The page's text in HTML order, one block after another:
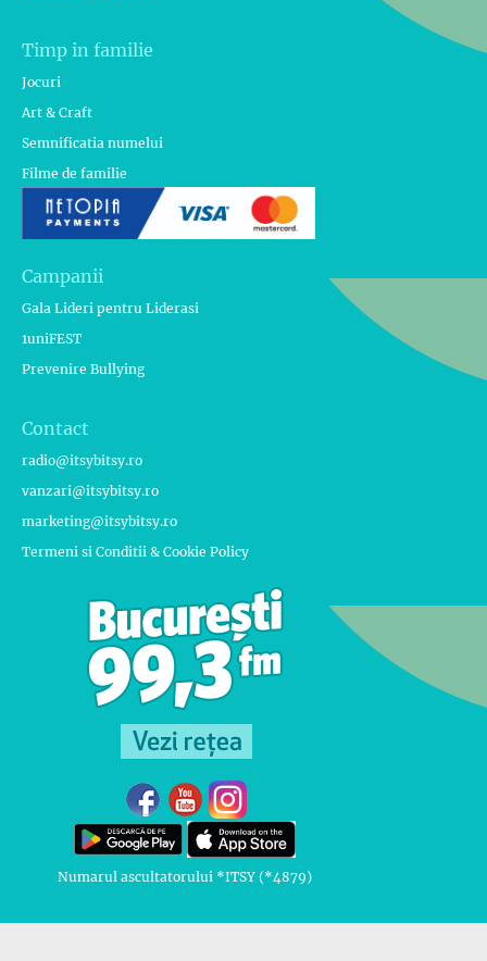
Timp in familie
Jocuri
Art & Craft
Semnificatia numelui
Filme de familie
Campanii
Gala Lideri pentru Liderasi
1uniFEST
Prevenire Bullying
Contact
radio@itsybitsy.ro
vanzari@itsybitsy.ro
marketing@itsybitsy.ro
Termeni si Conditii & Cookie Policy
Numarul ascultatorului *ITSY (*4879)